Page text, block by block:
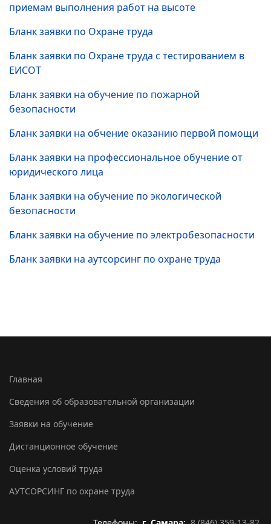
приемам выполнения работ на высоте
Бланк заявки по Охране труда
Бланк заявки по Охране труда с тестированием в
ЕИСОТ
Бланк заявки на обучение по пожарной
безопасности
Бланк заявки на обчение оказанию первой помощи
Бланк заявки на профессиональное обучение от
юридического лица
Бланк заявки на обучение по экологической
безопасности
Бланк заявки на обучение по электробезопасности
Бланк заявки на аутсорсинг по охране труда
Главная
Сведения об образовательной организации
Заявки на обучение
Дистанционное обучение
Оценка условий труда
АУТСОРСИНГ по охране труда